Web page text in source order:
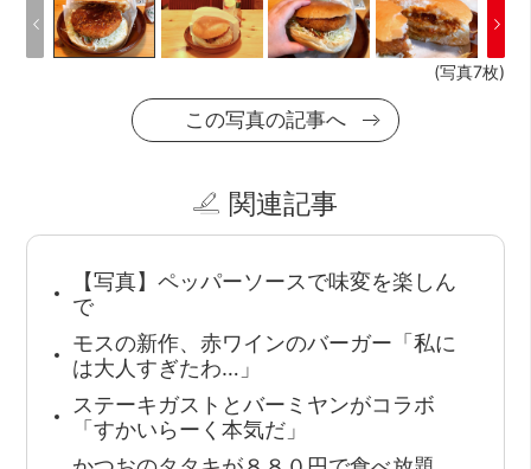
(写真7枚)
この写真の記事へ
関連記事
【写真】ペッパーソースで味変を楽しん
で
モスの新作、赤ワインのバーガー「私に
は大人すぎたわ…」
ステーキガストとバーミヤンがコラボ
「すかいらーく本気だ」